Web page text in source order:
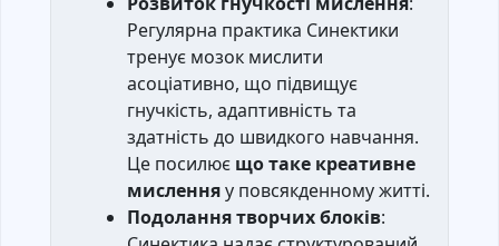
Регулярна практика Синектики
тренує мозок мислити
асоціативно, що підвищує
гнучкість, адаптивність та
здатність до швидкого навчання.
Це посилює що таке креативне
мисленняу повсякденному житті.
Подолання творчих блоків: